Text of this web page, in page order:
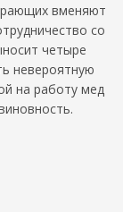
вменяют
со
четыре
невероятную
на работу мед